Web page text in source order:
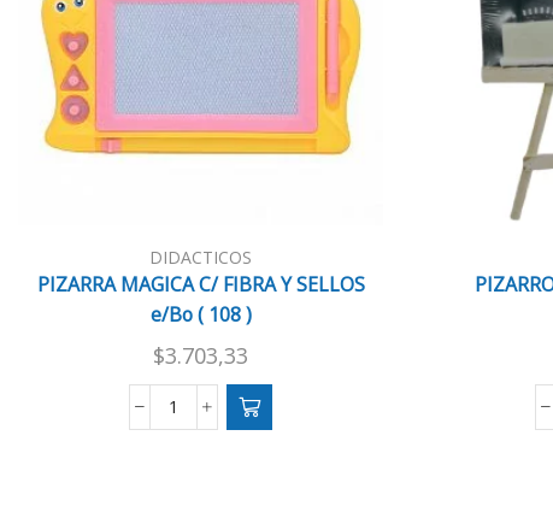
DIDACTICOS
PIZARRA MAGICA C/ FIBRA Y SELLOS
e/Bo ( 108 )
$3.703,33
PIZARRA